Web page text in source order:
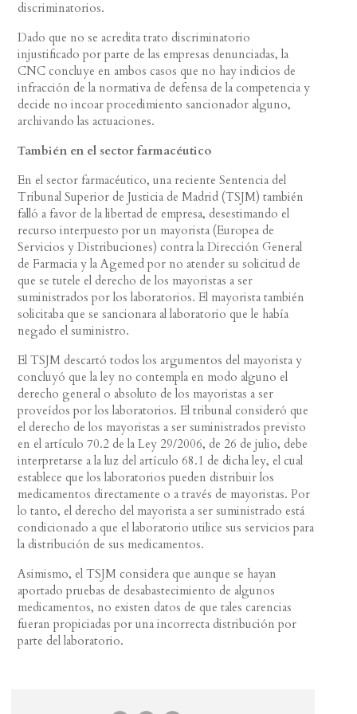
discriminatorios.
Dado que no se acredita trato discriminatorio
injustificado por parte de las empresas denunciadas, la
CNC concluye en ambos casos que no hay indicios de
infracción de la normativa de defensa de la competencia y
decide no incoar procedimiento sancionador alguno,
archivando las actuaciones.
También en el sector farmacéutico
En el sector farmacéutico, una reciente Sentencia del
Tribunal Superior de Justicia de Madrid (TSJM) también
falló a favor de la libertad de empresa, desestimando el
recurso interpuesto por un mayorista (Europea de
Servicios y Distribuciones) contra la Dirección General
de Farmacia y la Agemed por no atender su solicitud de
que se tutele el derecho de los mayoristas a ser
suministrados por los laboratorios. El mayorista también
solicitaba que se sancionara al laboratorio que le había
negado el suministro.
El TSJM descartó todos los argumentos del mayorista y
concluyó que la ley no contempla en modo alguno el
derecho general o absoluto de los mayoristas a ser
proveídos por los laboratorios. El tribunal consideró que
el derecho de los mayoristas a ser suministrados previsto
en el artículo 70.2 de la Ley 29/2006, de 26 de julio, debe
interpretarse a la luz del artículo 68.1 de dicha ley, el cual
establece que los laboratorios pueden distribuir los
medicamentos directamente o a través de mayoristas. Por
lo tanto, el derecho del mayorista a ser suministrado está
condicionado a que el laboratorio utilice sus servicios para
la distribución de sus medicamentos.
Asimismo, el TSJM considera que aunque se hayan
aportado pruebas de desabastecimiento de algunos
medicamentos, no existen datos de que tales carencias
fueran propiciadas por una incorrecta distribución por
parte del laboratorio.